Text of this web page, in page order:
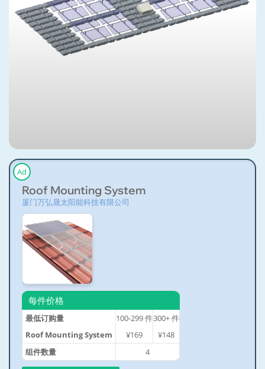
Ad
Roof Mounting System
厦门万弘晟太阳能科技有限公司
每件价格
最低订购量 100-299件300+件
Roof Mounting System
¥169
¥148
组件数量
4